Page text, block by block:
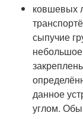
ковшевых
сыпучие
данное
углом.